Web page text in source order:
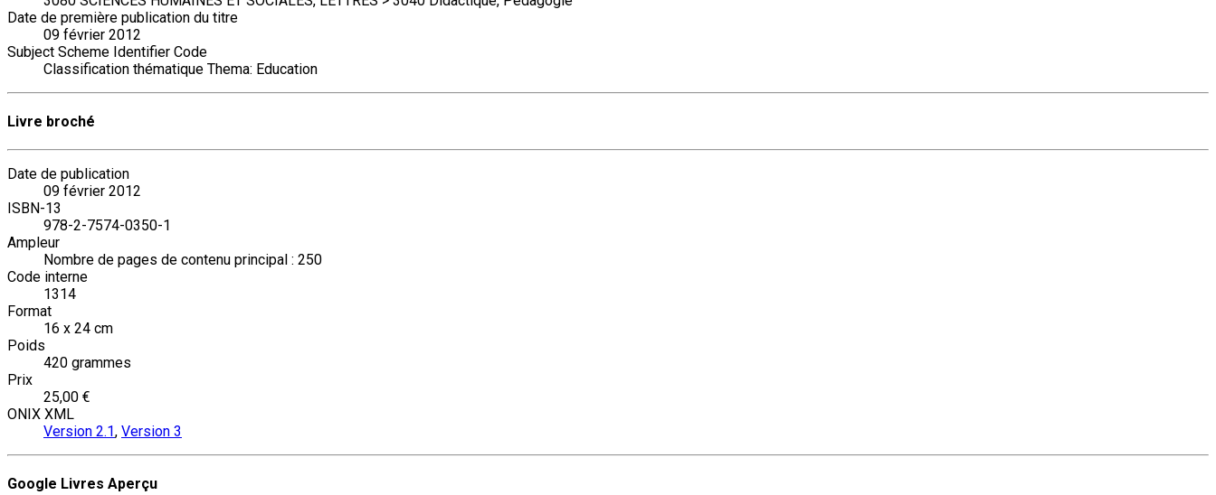
Date de première publication du titre
09 février 2012
Subject Scheme Identifier Code
Classification thématique Thema: Education
Livre broché
Date de publication
09 février 2012
ISBN-13
978-2-7574-0350-1
Ampleur
Nombre de pages de contenu principal : 250
Code interne
1314
Format
16 x 24 cm
Poids
420 grammes
Prix
25,00 €
ONIX XML
Version 2.1, Version 3
Google Livres Aperçu